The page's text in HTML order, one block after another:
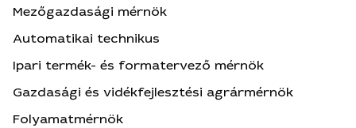
Mezőgazdasági mérnök
Automatikai technikus
Ipari termék- és formatervező mérnök
Gazdasági és vidékfejlesztési agrármérnök
Folyamatmérnök